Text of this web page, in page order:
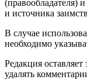
(правообладателя)
и источника
В случае
необходимо
Редакция
удалять